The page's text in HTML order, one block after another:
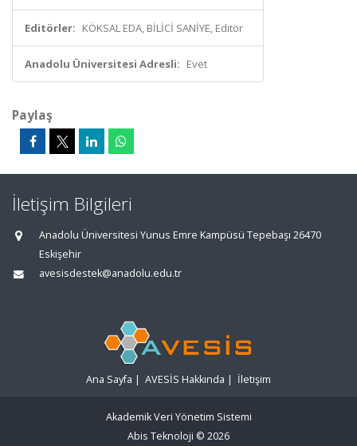
Editörler: KÖKSAL EDA, BİLİCİ SANİYE, Editör
Anadolu Üniversitesi Adresli: Evet
Paylaş
İletişim Bilgileri
Anadolu Üniversitesi Yunus Emre Kampüsü Tepebaşı 26470
Eskişehir
avesisdestek@anadolu.edu.tr
Ana Sayfa | AVESİS Hakkında | İletişim
Akademik Veri Yönetim Sistemi
Abis Teknoloji © 2026